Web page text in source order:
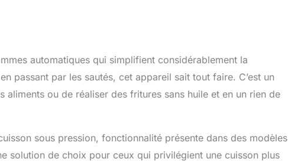
automatiques qui simplifient considérablement la
passant par les sautés, cet appareil sait tout faire. C’est un
ou de réaliser des fritures sans huile et en un rien de
sous pression, fonctionnalité présente dans des modèles
solution de choix pour ceux qui privilégient une cuisson plus